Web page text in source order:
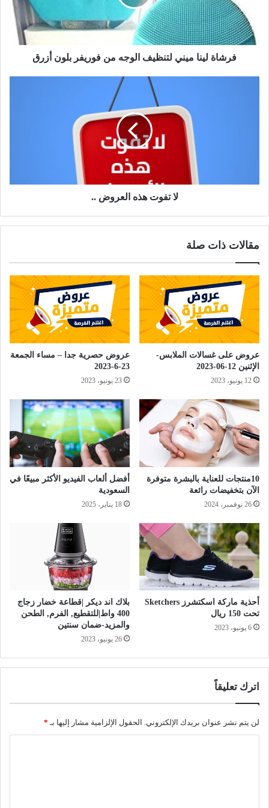
فرشاة لينا ميني لتنظيف الوجه من فوريفر بلون أزرق
لا تفوت هذه العروض ..
مقالات ذات صلة
عروض على غسالات الملابس-
الإثنين 12-06-2023
12 يونيو، 2023
عروض حصرية جدا – مساء الجمعة
23-6-2023
23 يونيو، 2023
10منتجات للعناية بالبشرة متوفرة
الآن بتخفيضات رائعة
26 نوفمبر، 2024
أفضل ألعاب الفيديو الأكثر مبيعًا في
السعودية
18 يناير، 2025
أحذية ماركة اسكتشرز Sketchers
تحت 150 ريال
6 يونيو، 2023
بلاك اند ديكر |قطاعة خضار زجاج
400 واط|للتقطيع, الفرم, الطحن
والمزيد-ضمان سنتين
26 يونيو، 2023
اترك تعليقاً
لن يتم نشر عنوان بريدك الإلكتروني. الحقول الإلزامية مشار إليها بـ *